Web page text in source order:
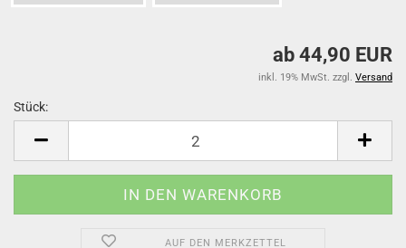
ab 44,90 EUR
inkl. 19% MwSt. zzgl. Versand
Stück:
AUF DEN MERKZETTEL